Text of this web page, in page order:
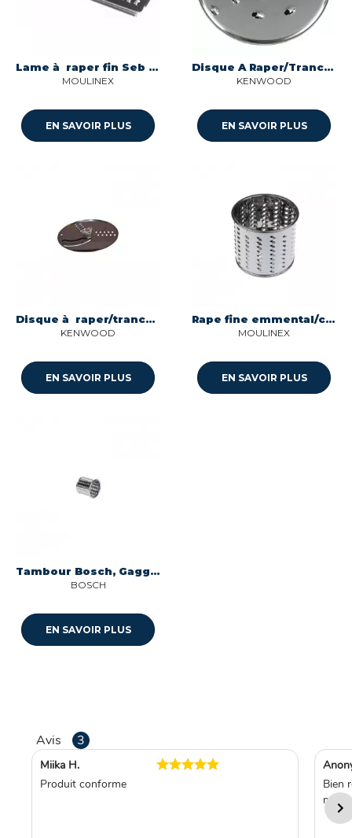
Lame à raper fin Seb MS-0A13873
MOULINEX
EN SAVOIR PLUS
Disque A Raper/Trancher Moyen Delonghi, Kenwood
KENWOOD
EN SAVOIR PLUS
Disque à raper/trancher fin Kenwood at640
KENWOOD
EN SAVOIR PLUS
Rape fine emmental/carotte Seb SS-989854
MOULINEX
EN SAVOIR PLUS
Tambour Bosch, Gaggenau, Neff, Siemens, Viva
BOSCH
EN SAVOIR PLUS
Avis 3
Miika H.
Produit conforme
Bien
moi